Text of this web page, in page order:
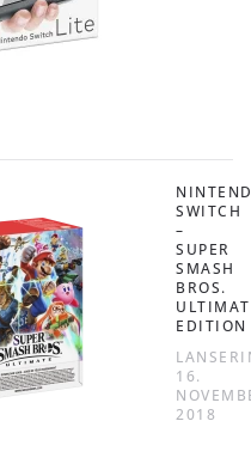
SWITCH
–
SUPER
SMASH
BROS.
EDITION
16.
2018